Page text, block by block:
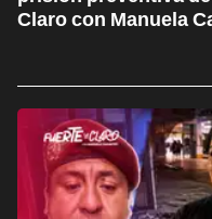
Claro con Manuela